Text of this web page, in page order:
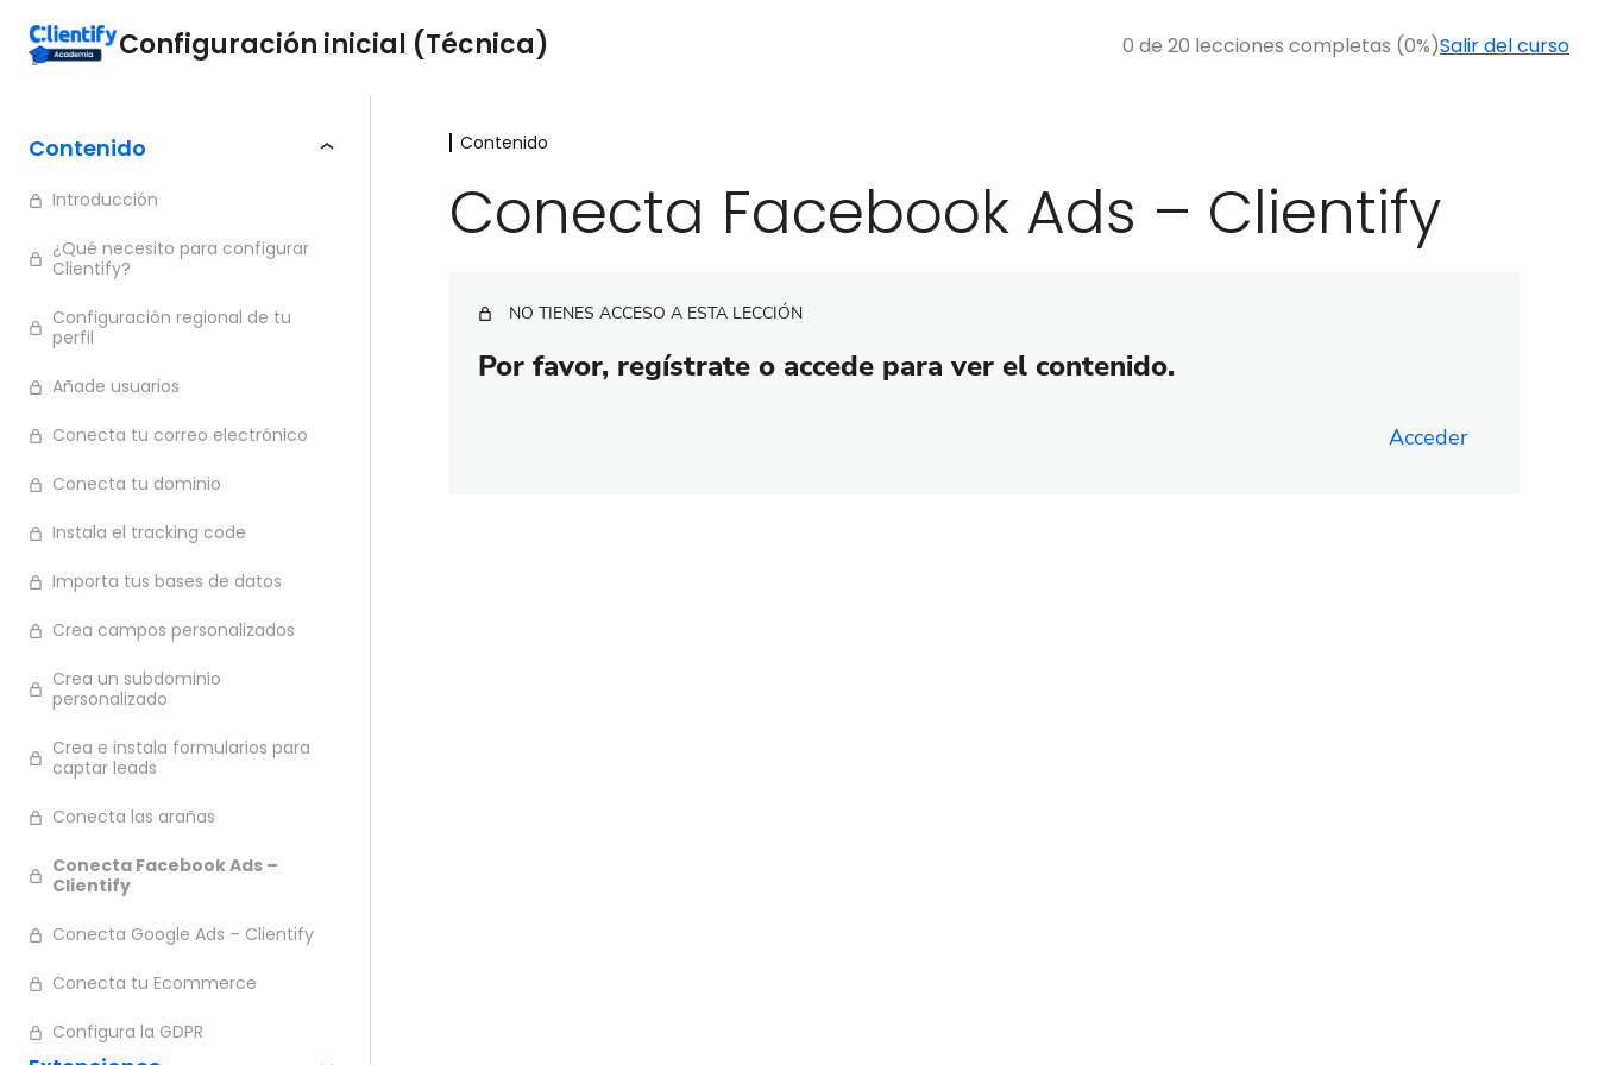
Configuración inicial (Técnica) 0 de 20 lecciones completas (0%)Salir del curso
Contenido
Introducción
¿Qué necesito para configurar
Clientify?
Configuración regional de tu
perfil
Añade usuarios
Conecta tu correo electrónico
Conecta tu dominio
Instala el tracking code
Importa tus bases de datos
Crea campos personalizados
Crea un subdominio
personalizado
Crea e instala formularios para
captar leads
Conecta las arañas
Conecta Facebook Ads –
Clientify
Conecta Google Ads – Clientify
Conecta tu Ecommerce
Configura la GDPR
Contenido
Conecta Facebook Ads – Clientify
NO TIENES ACCESO A ESTA LECCIÓN
Por favor, regístrate o accede para ver el contenido.
Acceder